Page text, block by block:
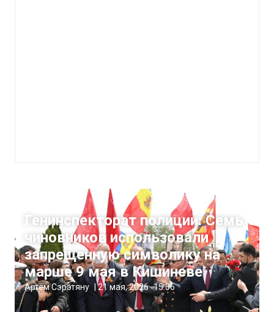
Генинспекторат полиции: Семь
чиновников использовали
запрещенную символику на
марше 9 мая в Кишиневе
Артём Сэрэтяну 21 мая, 2026 15:06